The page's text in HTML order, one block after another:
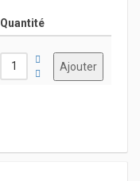
Quantité